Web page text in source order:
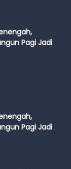
Pagi Jadi
Pagi Jadi